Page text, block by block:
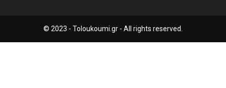
© 2023 - Toloukoumi.gr - All rights reserved.